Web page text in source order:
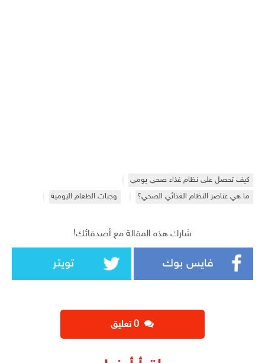
كيف تحصل على نظام غذاء صحي يومي
ما هي عناصر النظام الغذائي الصحي؟
وجبات الطعام اليومية
شارك هذه المقالة مع أصدقائك!
فايس بوك تويتر